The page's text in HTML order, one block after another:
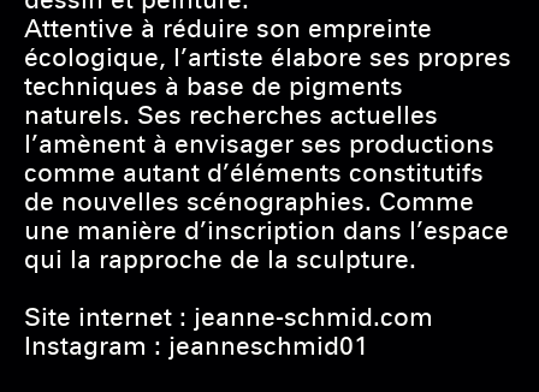
Attentive à réduire son empreinte
écologique, l’artiste élabore ses propres
techniques à base de pigments
naturels. Ses recherches actuelles
l’amènent à envisager ses productions
comme autant d’éléments constitutifs
de nouvelles scénographies. Comme
une manière d’inscription dans l’espace
qui la rapproche de la sculpture.
Site internet : jeanne-schmid.com
Instagram : jeanneschmid01